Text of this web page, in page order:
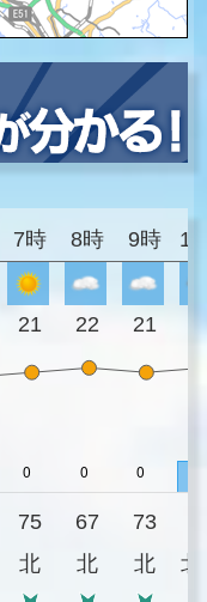
7時 8時 9時
21 22 21
75 67 73
北 北 北 北